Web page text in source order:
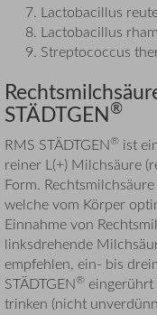
Lactobacillus
Lactobacillus
Streptococcus
STÄDTGEN®
RMS STÄDTGEN® ist
reiner L(+) Milchsäure
Form.
welche vom Körper
Einnahme von
linksdrehende
empfehlen, ein- bis
STÄDTGEN® eingerührt
trinken (nicht